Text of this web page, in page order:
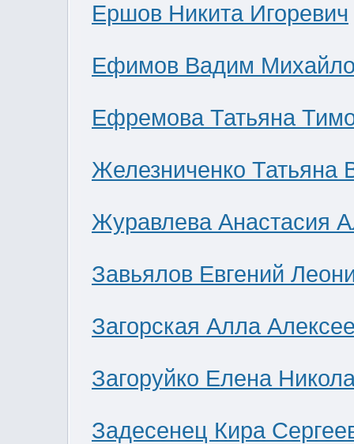
Ершов Никита Игоревич
Ефимов Вадим
Ефремова Татьяна
Железниченко Татьяна
Журавлева Анастасия
Завьялов Евгений
Загорская Алла
Загоруйко Елена
Задесенец Кира